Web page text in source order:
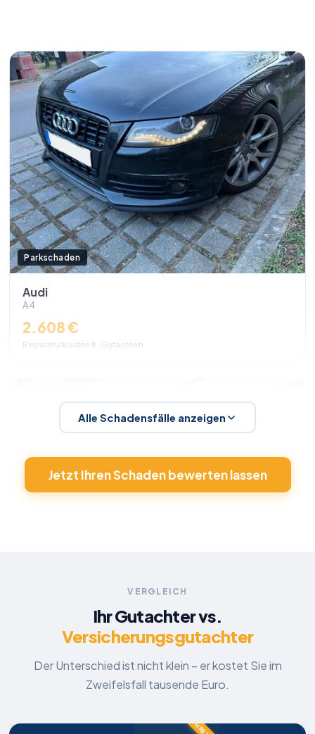
Parkschaden
Audi
A4
2.608 €
Reparaturkosten lt. Gutachten
Mercedes-Benz
Reparaturkosten lt. Gutachten
Alle Schadensfälle anzeigen
Jetzt Ihren Schaden bewerten lassen
VERGLEICH
Ihr Gutachter vs.
Versicherungsgutachter
Der Unterschied ist nicht klein – er kostet Sie im
Zweifelsfall tausende Euro.